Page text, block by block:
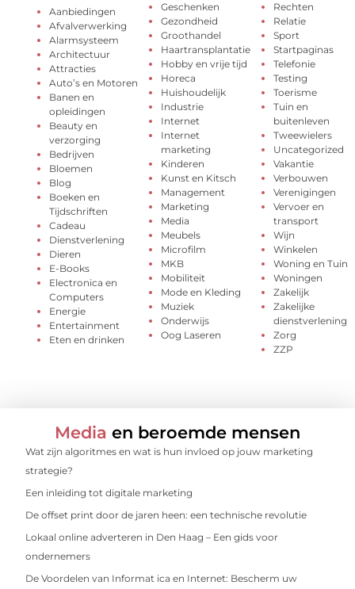
Aanbiedingen
Afvalverwerking
Alarmsysteem
Architectuur
Attracties
Auto’s en Motoren
Banen en
opleidingen
Beauty en
verzorging
Bedrijven
Bloemen
Blog
Boeken en
Tijdschriften
Cadeau
Dienstverlening
Dieren
E-Books
Electronica en
Computers
Energie
Entertainment
Eten en drinken
Geschenken
Gezondheid
Groothandel
Haartransplantatie
Hobby en vrije tijd
Horeca
Huishoudelijk
Industrie
Internet
Internet
marketing
Kinderen
Kunst en Kitsch
Management
Marketing
Media
Meubels
Microfilm
MKB
Mobiliteit
Mode en Kleding
Muziek
Onderwijs
Oog Laseren
Rechten
Relatie
Sport
Startpaginas
Telefonie
Testing
Toerisme
Tuin en
buitenleven
Tweewielers
Uncategorized
Vakantie
Verbouwen
Verenigingen
Vervoer en
transport
Wijn
Winkelen
Woning en Tuin
Woningen
Zakelijk
Zakelijke
dienstverlening
Zorg
ZZP
Media en beroemde mensen
Wat zijn algoritmes en wat is hun invloed op jouw marketing
strategie?
Een inleiding tot digitale marketing
De offset print door de jaren heen: een technische revolutie
Lokaal online adverteren in Den Haag – Een gids voor
ondernemers
De Voordelen van Informat ica en Internet: Bescherm uw